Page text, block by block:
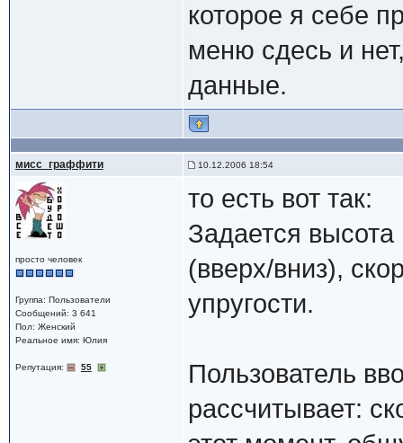
которое я себе
меню сдесь и
данные.
мисс_граффити 10.12.2006 18:54
просто человек
Группа: Пользователи
Сообщений: 3 641
Пол: Женский
Реальное имя: Юлия
Репутация: 55
то есть вот так:
Задается
(вверх/вниз),
упругости.
Пользователь
рассчитывает: